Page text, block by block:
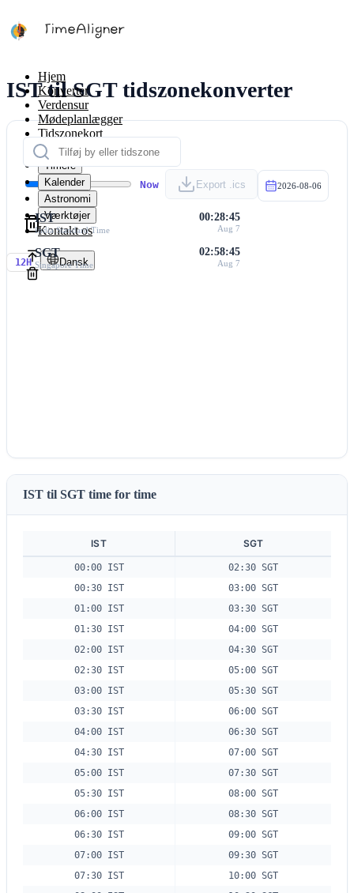
Hjem
Konverter
Verdensur
Mødeplanlægger
Tidszonekort
Regnere
Timere
Kalender
Astronomi
Værktøjer
Kontakt os
12H Dansk
IST til SGT tidszonekonverter
Now Export .ics 2026-08-06
IST
India Standard Time
00:28:45
Aug 7
SGT
Singapore Time
02:58:45
Aug 7
IST til SGT time for time
IST SGT
00:00 IST
02:30 SGT
00:30 IST
03:00 SGT
01:00 IST
03:30 SGT
01:30 IST
04:00 SGT
02:00 IST
04:30 SGT
02:30 IST
05:00 SGT
03:00 IST
05:30 SGT
03:30 IST
06:00 SGT
04:00 IST
06:30 SGT
04:30 IST
07:00 SGT
05:00 IST
07:30 SGT
05:30 IST
08:00 SGT
06:00 IST
08:30 SGT
06:30 IST
09:00 SGT
07:00 IST
09:30 SGT
07:30 IST
10:00 SGT